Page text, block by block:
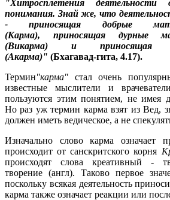
"Хитросплетения
понимания. Знай же, что
- приносящая добрые
(Карма), приносящая дурные
(Викарма) и приносящая
(Акарма)" (Бхагавад-гита, 4.17).
Термин"карма" стал очень
известные мыслители и
пользуются этим понятием, не имея
Но раз уж термин карма взят из Вед,
должен иметь ведическое, а не
Изначально слово карма означает
происходит от санскритского корня
происходят слова креативный -
творение (англ). Таково первое
поскольку всякая деятельность
карма также означает реакции или